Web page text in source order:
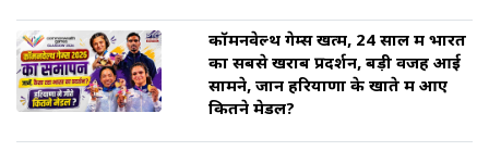
कॉमनवेल्थ गेम्स खत्म, 24 साल में भारत
का सबसे खराब प्रदर्शन, बड़ी वजह आई
सामने, जानें हरियाणा के खाते में आए
कितने मेडल?